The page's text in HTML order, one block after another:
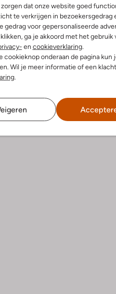
dat onze website goed
te verkrijgen in bezoekersgedrag
gedrag voor gepersonaliseerde
ga je akkoord met het gebruik
en cookieverklaring.
cookieknop onderaan de pagina kun
Wil je meer informatie of een klacht
.
Penn & Ink
Midi jurk
€ 89,99 € 62,99
+ meer kleuren